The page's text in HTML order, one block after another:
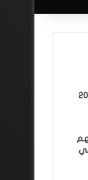
أيت منا: “الوداد اليوم عايشة بسبابي وخسرت 20